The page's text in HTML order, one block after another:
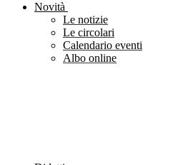
Novità
Le notizie
Le circolari
Calendario eventi
Albo online